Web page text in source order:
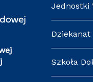
Jednostki
Dziekanat
Szkoła